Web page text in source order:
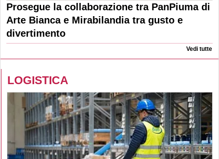
Prosegue la collaborazione tra PanPiuma di
Arte Bianca e Mirabilandia tra gusto e
divertimento
Vedi tutte
LOGISTICA